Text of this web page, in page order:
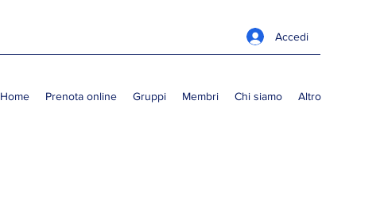
Accedi
Home Prenota online Gruppi Membri Chi siamo Altro